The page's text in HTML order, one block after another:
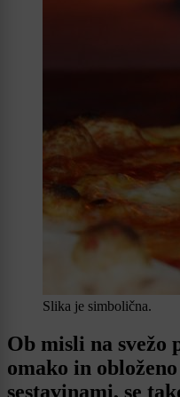
Slika je simbolična.
Ob misli na svežo
omako in
sestavinami, se